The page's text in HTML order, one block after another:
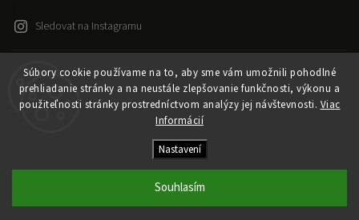
Súbory cookie používame na to, aby sme vám umožnili pohodlné
prehliadanie stránky a na neustále zlepšovanie funkčnosti, výkonu a
použiteľnosti stránky prostredníctvom analýzy jej návštevnosti. Viac
Informácií
Nastavení
Souhlasím
Sledovat na Instagramu
Vytvořil Shoptet
Copyright 2026Released. Všechna práva vyhrazena.
Upravit nastavení cookies
Shoptet| Design